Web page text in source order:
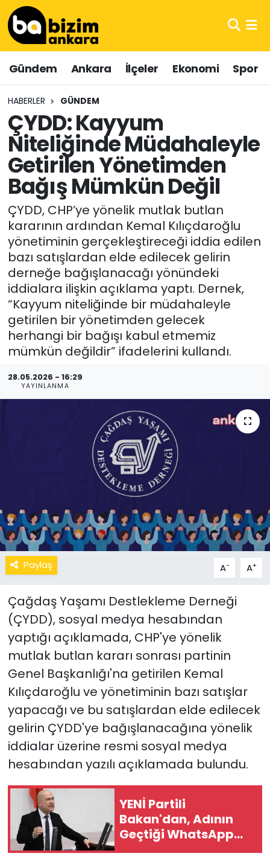
Gündem Ankara İlçeler Ekonomi Spor
HABERLER GÜNDEM
ÇYDD: Kayyum
Niteliğinde Müdahaleyle
Getirilen Yönetimden
Bağış Mümkün Değil
ÇYDD, CHP’ye yönelik mutlak butlan
kararının ardından Kemal Kılıçdaroğlu
yönetiminin gerçekleştireceği iddia edilen
bazı satışlardan elde edilecek gelirin
derneğe bağışlanacağı yönündeki
iddialara ilişkin açıklama yaptı. Dernek,
“Kayyum niteliğinde bir müdahaleyle
getirilen bir yönetimden gelecek
herhangi bir bağışı kabul etmemiz
mümkün değildir” ifadelerini kullandı.
28.05.2026 - 16:29
YAYINLANMA
Paylaş A- A+
Çağdaş Yaşamı Destlekleme Derneği
(ÇYDD), sosyal medya hesabından
yaptığı açıklamada, CHP'ye yönelik
mutlak butlan kararı sonrası partinin
Genel Başkanlığı'na getirilen Kemal
Kılıçdaroğlu ve yönetiminin bazı satışlar
yapacağı ve bu satışlardan elde edilecek
gelirin ÇYDD'ye bağışlanacağına yönelik
iddialar üzerine resmi sosyal medya
hesabından yazılı açıklamada bulundu.
YENİ Partili
Bakan'dan, Adının
Geçtiği WhatsApp
Yazışmaları İçin Suç
Hava Durumu
Trafik Durumu
Süper Lig Puan Durumu ve Fikstür
Tüm Manşetler
Son Dakika Haberleri
Haber Arşivi